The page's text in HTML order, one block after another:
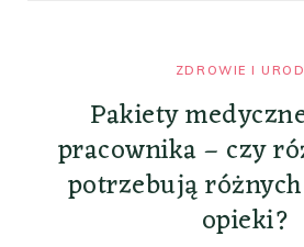
ZDROWIE I
Pakiety
pracownika – czy
potrzebują
opieki?